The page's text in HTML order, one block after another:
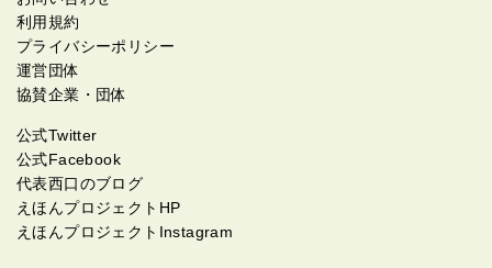
です。 なので、社長と直接会うのは給料日くらい(笑)
めったに地元にはいませんねぇ。 たまには、配達の仕
事もやれよって思いますけどね? 私達、がん患者にと
って夢って⋯。 皆さん、色々あると思います。 私は、
て。 年齢関係なく、強く願えば叶うんじゃないかと。
この日記を書きながら、改めて私も夢を持ってみよう
かと思います。 最後に、ウチの長女は小学校時代から
くなっていくし、何事にもやる気が無くなってくし、
朝起きるのも辛い。 そんな体調のまま、いざ入院。 予
定では3泊4日。 入院時に持っていくものは、全て捨て
てこなければいけないので、最低限の持ち物。 もちろ
ないので、ご飯も外に置き(スピーカーでご飯ですよと
言われる)自分で取りに行って下膳。 お風呂も入れな
い。 外へ出られないから、室内をｳﾛｳﾛ。 ラジオ体操的
なものしか運動出来ず。 心の友はテレビ。 でも、これ
基本法が２０１６年１２月に成立したものの、中小企
業が多い県内で取り組みが十分進んでいない現状。 2
人に1人がガンになる時代。 確かに企業側は、いつど
うなるか分からないがん患者に支援をと言われて
も⋯。 でも、がん患者だからと言って休みを与え、療
きたい。 しかもシングルマザーで働かざるおえない環
境。 皆さんの働き方はどうなんでしょうか？ 私は、上
司やパートさんに恵まれていて辛い時はすぐにでも休
ませてくれる。 差別なく働かせてくれる環境。 少しで
利用規約
プライバシーポリシー
運営団体
協賛企業・団体
公式Twitter
公式Facebook
代表西口のブログ
えほんプロジェクトHP
えほんプロジェクトInstagram